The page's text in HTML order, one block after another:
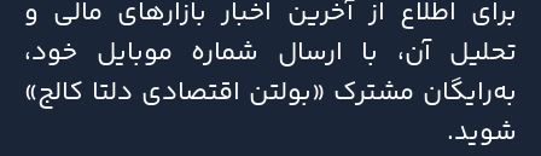
برای اطلاع از آخرین اخبار بازارهای مالی و
تحلیل آن، با ارسال شماره موبایل خود،
به‌رایگان مشترک «بولتن اقتصادی دلتا کالج»
شوید.